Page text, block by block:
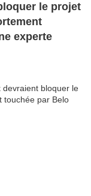
le projet
experte